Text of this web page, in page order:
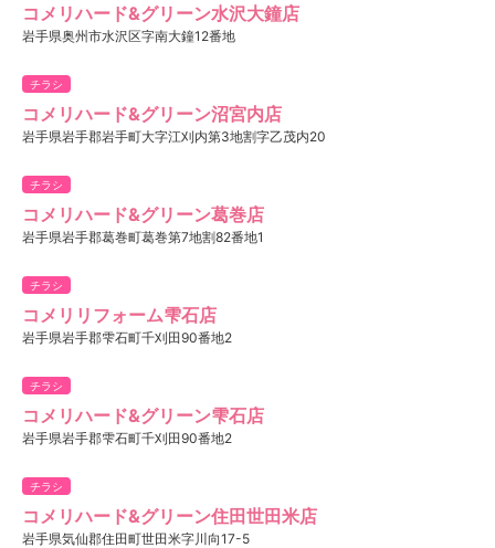
コメリハード&グリーン水沢大鐘店
岩手県奥州市水沢区字南大鐘12番地
チラシ
コメリハード&グリーン沼宮内店
岩手県岩手郡岩手町大字江刈内第3地割字乙茂内20
チラシ
コメリハード&グリーン葛巻店
岩手県岩手郡葛巻町葛巻第7地割82番地1
チラシ
コメリリフォーム雫石店
岩手県岩手郡雫石町千刈田90番地2
チラシ
コメリハード&グリーン雫石店
岩手県岩手郡雫石町千刈田90番地2
チラシ
コメリハード&グリーン住田世田米店
岩手県気仙郡住田町世田米字川向17-5